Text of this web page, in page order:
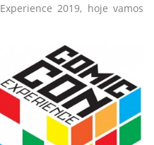
2019, hoje vamos